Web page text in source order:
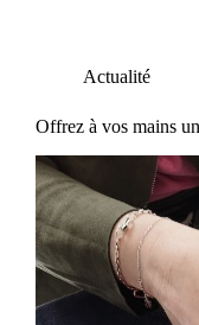
Actualité
Offrez à vos mains